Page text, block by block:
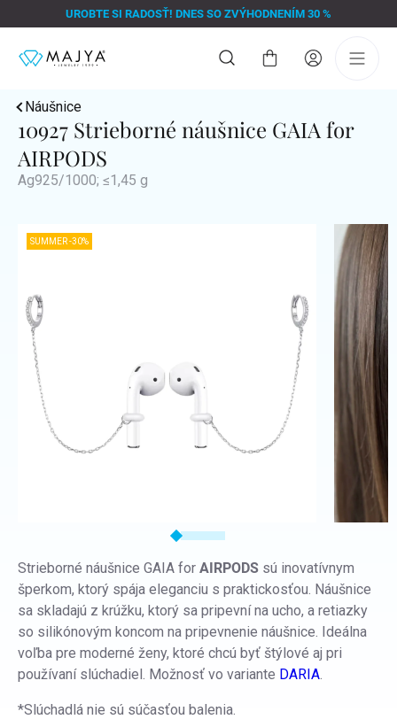
na
UROBTE SI RADOSŤ! DNES SO ZVÝHODNENÍM 30 %
Nákupný
Náušnice
10927 Strieborné náušnice GAIA for
AIRPODS
Ag925/1000; ≤1,45 g
SUMMER -30%
Strieborné náušnice GAIA for AIRPODS sú inovatívnym
šperkom, ktorý spája eleganciu s praktickosťou. Náušnice
sa skladajú z krúžku, ktorý sa pripevní na ucho, a retiazky
so silikónovým koncom na pripevnenie náušnice. Ideálna
voľba pre moderné ženy, ktoré chcú byť štýlové aj pri
používaní slúchadiel. Možnosť vo variante DARIA.
*Slúchadlá nie sú súčasťou balenia.